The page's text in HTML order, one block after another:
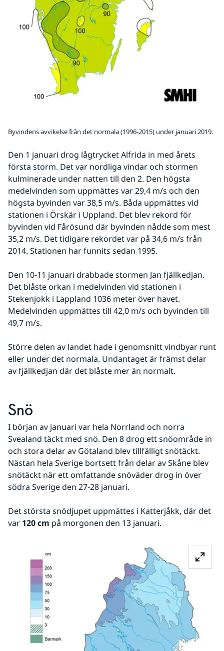
Byvindens avvikelse från det normala (1996-2015) under januari 2019.
Den 1 januari drog lågtrycket Alfrida in med årets
första storm. Det var nordliga vindar och stormen
kulminerade under natten till den 2. Den högsta
medelvinden som uppmättes var 29,4 m/s och den
högsta byvinden var 38,5 m/s. Båda uppmättes vid
stationen i Örskär i Uppland. Det blev rekord för
byvinden vid Fårösund där byvinden nådde som mest
35,2 m/s. Det tidigare rekordet var på 34,6 m/s från
2014. Stationen har funnits sedan 1995.
Den 10-11 januari drabbade stormen Jan fjällkedjan.
Det blåste orkan i medelvinden vid stationen i
Stekenjokk i Lappland 1036 meter över havet.
Medelvinden uppmättes till 42,0 m/s och byvinden till
49,7 m/s.
Större delen av landet hade i genomsnitt vindbyar runt
eller under det normala. Undantaget är främst delar
av fjällkedjan där det blåste mer än normalt.
Snö
I början av januari var hela Norrland och norra
Svealand täckt med snö. Den 8 drog ett snöområde in
och stora delar av Götaland blev tillfälligt snötäckt.
Nästan hela Sverige bortsett från delar av Skåne blev
snötäckt när ett omfattande snöväder drog in över
södra Sverige den 27-28 januari.
Det största snödjupet uppmättes i Katterjåkk, där det
var 120 cm på morgonen den 13 januari.